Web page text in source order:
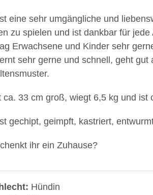
eine sehr umgängliche und
zu spielen und ist dankbar für
Erwachsene und Kinder sehr
sehr gerne und schnell, geht
ca. 33 cm groß, wiegt 6,5 kg und ist
gechipt, geimpft, kastriert,
ihr ein Zuhause?
Hündin